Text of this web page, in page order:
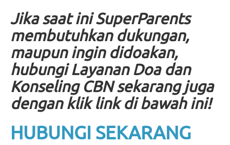
Jika saat ini SuperParents
membutuhkan dukungan,
maupun ingin didoakan,
hubungi Layanan Doa dan
Konseling CBN sekarang juga
dengan klik link di bawah ini!
HUBUNGI SEKARANG